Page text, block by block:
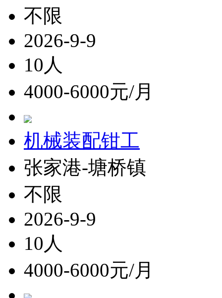
不限
2026-9-9
10人
4000-6000元/月
机械装配钳工
张家港-塘桥镇
不限
2026-9-9
10人
4000-6000元/月